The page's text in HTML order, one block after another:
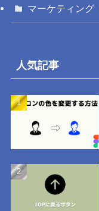
マーケティング
人気記事